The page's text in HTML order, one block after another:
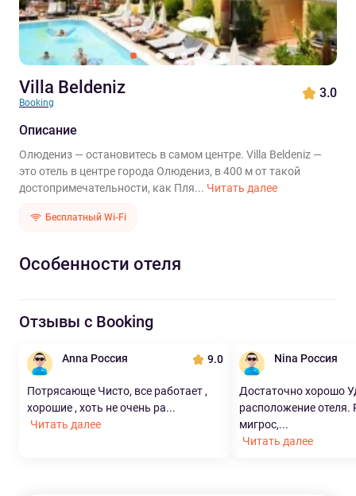
Villa Beldeniz
Booking
3.0
Описание
Олюдениз — остановитесь в самом центре. Villa Beldeniz —
это отель в центре города Олюдениз, в 400 м от такой
достопримечательности, как Пля... Читать далее
Бесплатный Wi-Fi
Особенности отеля
Отзывы с Booking
Anna Россия 9.0
Потрясающе Чисто, все работает ,
хорошие , хоть не очень ра...
Читать далее
Nina Россия
Достаточно хорошо
расположение отеля.
мигрос,...
Читать далее